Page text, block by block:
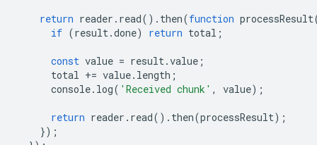
return reader . read(). then(function processResult
if (result.done) return total ;
const value = result.value ;
total += value. length ;
console. log( 'Received chunk' , value);
return reader . read(). then(processResult);
});